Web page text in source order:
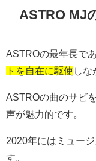
ASTRO MJ
ASTROの最年長で
トを自在に駆使 しな
ASTROの曲のサビ
声が魅力的です。
2020年にはミュー
す。